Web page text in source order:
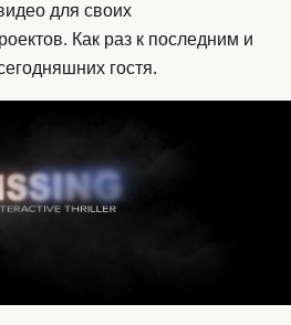
для своих
Как раз к последним и
гостя.